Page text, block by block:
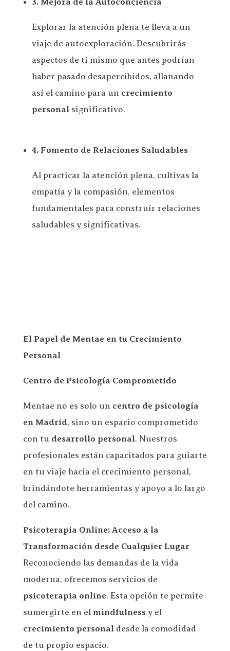
3. Mejora de la Autoconciencia
Explorar la atención plena te lleva a un
viaje de autoexploración. Descubrirás
aspectos de ti mismo que antes podrían
haber pasado desapercibidos, allanando
así el camino para un crecimiento
personalsignificativo.
4. Fomento de Relaciones Saludables
Al practicar la atención plena, cultivas la
empatía y la compasión, elementos
fundamentales para construir relaciones
saludables y significativas.
El Papel de Mentae en tu Crecimiento
Personal
Centro de Psicología Comprometido
Mentae no es solo un centro de psicología
en Madrid, sino un espacio comprometido
con tu desarrollo personal. Nuestros
profesionales están capacitados para guiarte
en tu viaje hacia el crecimiento personal,
brindándote herramientas y apoyo a lo largo
del camino.
Psicoterapia Online: Acceso a la
Transformación desde Cualquier Lugar
Reconociendo las demandas de la vida
moderna, ofrecemos servicios de
psicoterapia online. Esta opción te permite
sumergirte en el mindfulnessy el
crecimiento personaldesde la comodidad
de tu propio espacio.